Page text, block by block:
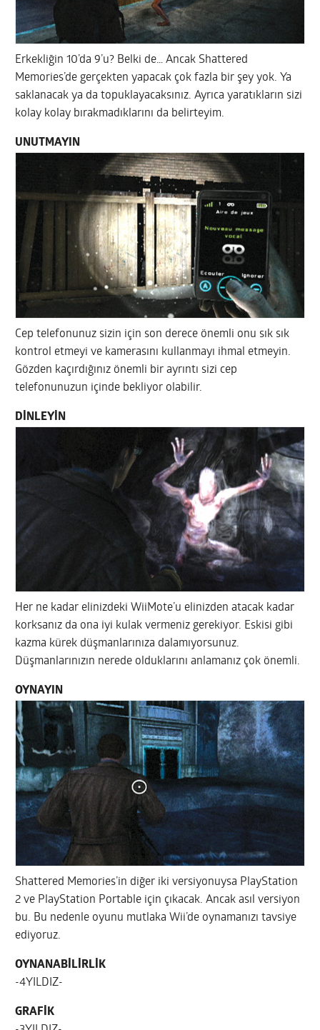
Erkekliğin 10’da 9’u? Belki de… Ancak Shattered
Memories’de gerçekten yapacak çok fazla bir şey yok. Ya
saklanacak ya da topuklayacaksınız. Ayrıca yaratıkların sizi
kolay kolay bırakmadıklarını da belirteyim.
UNUTMAYIN
Cep telefonunuz sizin için son derece önemli onu sık sık
kontrol etmeyi ve kamerasını kullanmayı ihmal etmeyin.
Gözden kaçırdığınız önemli bir ayrıntı sizi cep
telefonunuzun içinde bekliyor olabilir.
DİNLEYİN
Her ne kadar elinizdeki WiiMote’u elinizden atacak kadar
korksanız da ona iyi kulak vermeniz gerekiyor. Eskisi gibi
kazma kürek düşmanlarınıza dalamıyorsunuz.
Düşmanlarınızın nerede olduklarını anlamanız çok önemli.
OYNAYIN
Shattered Memories’in diğer iki versiyonuysa PlayStation
2 ve PlayStation Portable için çıkacak. Ancak asıl versiyon
bu. Bu nedenle oyunu mutlaka Wii’de oynamanızı tavsiye
ediyoruz.
OYNANABİLİRLİK
-4YILDIZ-
GRAFİK